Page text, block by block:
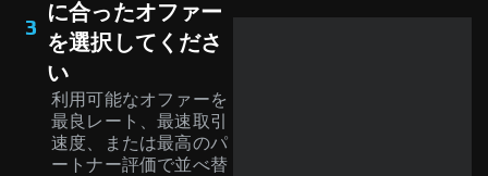
3
に合ったオファー
を選択してくださ
い
利用可能なオファーを
最良レート、最速取引
速度、または最高のパ
ートナー評価で並べ替